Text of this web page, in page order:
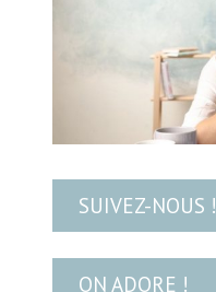
SUIVEZ-NOUS !
ON ADORE !